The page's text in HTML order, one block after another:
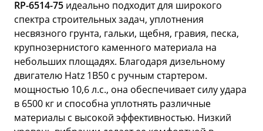
RP-6514-75 идеально подходит для широкого
спектра строительных задач, уплотнения
несвязного грунта, гальки, щебня, гравия, песка,
крупнозернистого каменного материала на
небольших площадях. Благодаря дизельному
двигателю Hatz 1B50 с ручным стартером.
мощностью 10,6 л.с., она обеспечивает силу удара
в 6500 кг и способна уплотнять различные
материалы с высокой эффективностью. Низкий